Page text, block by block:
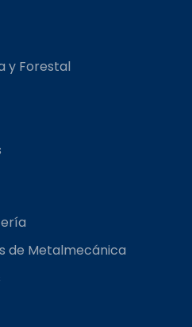
y Forestal
de Metalmecánica